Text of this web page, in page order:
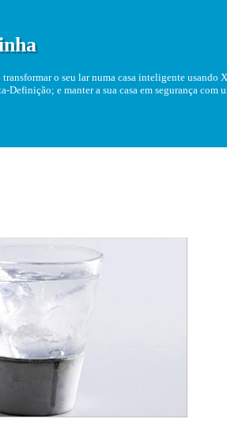
o seu lar numa casa inteligente
Definição; e manter a sua casa em segurança com